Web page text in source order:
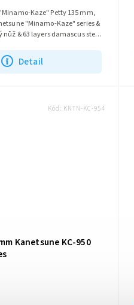
Detail
Kaze" Petty 135 mm,
steel
Kanetsune KC-950
Kód: KNTN-KC-954